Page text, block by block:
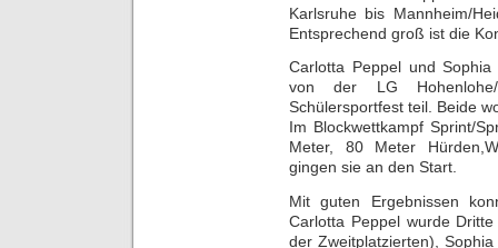
Karlsruhe bis Mannheim/
Entsprechend groß ist die
Carlotta Peppel und
von der LG
Schülersportfest teil. Beide
Im Blockwettkampf Sprint/
Meter, 80 Meter
gingen sie an den Start.
Mit guten Ergebnissen
Carlotta Peppel wurde
der Zweitplatzierten),